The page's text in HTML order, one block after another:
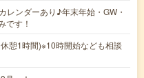
ンダーあり♪年末年始・GW・
です！
憩1時間)※10時開始なども相談